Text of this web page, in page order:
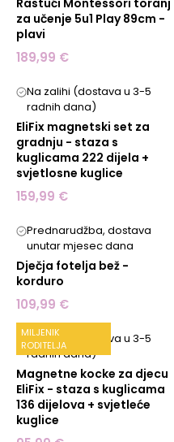
za učenje 5u1 Play 89cm -
plavi
189,99 €
Na zalihi (dostava u 3-5
radnih dana)
EliFix magnetski set za
gradnju - staza s
kuglicama 222 dijela +
svjetlosne kuglice
159,99 €
Prednarudžba, dostava
unutar mjesec dana
Dječja fotelja bež -
korduro
109,99 €
MILJENIK
RODITELJA
Na zalihi (dostava u 3-5
radnih dana)
Magnetne kocke za djecu
EliFix - staza s kuglicama
136 dijelova + svjetleće
kuglice